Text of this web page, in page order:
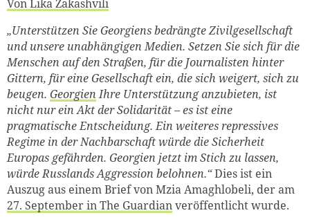
Von Lika Zakashvili
„Unterstützen Sie Georgiens bedrängte Zivilgesellschaft
und unsere unabhängigen Medien. Setzen Sie sich für die
Menschen auf den Straßen, für die Journalisten hinter
Gittern, für eine Gesellschaft ein, die sich weigert, sich zu
beugen. GeorgienIhre Unterstützung anzubieten, ist
nicht nur ein Akt der Solidarität – es ist eine
pragmatische Entscheidung. Ein weiteres repressives
Regime in der Nachbarschaft würde die Sicherheit
Europas gefährden. Georgien jetzt im Stich zu lassen,
würde Russlands Aggression belohnen.“Dies ist ein
Auszug aus einem Brief von Mzia Amaghlobeli, der am
27. September in The Guardianveröffentlicht wurde.